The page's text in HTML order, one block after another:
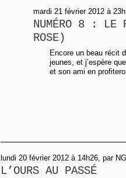
mardi 21 février 2012 à
NUMÉRO 8 : LE
ROSE)
Encore un beau récit
jeunes, et j’espère
et son ami en
lundi 20 février 2012 à 14h26, par NG
L’OURS AU PASSÉ